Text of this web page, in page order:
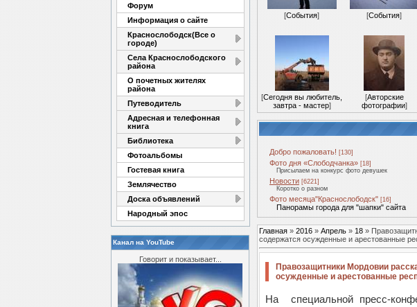
Форум
Информация о сайте
Краснослободск(Все о
городе)
Села Краснослободского
района
О почетных жителях
района
Путеводитель
Адресная и телефонная
книга
Библиотека
Фотоальбомы
Гостевая книга
Землячество
Доска объявлений
Народный эпос
Канал на YouTube
Говорит и показывает...
[События] [События]
[Сегодня вы любитель,
завтра - мастер]
[Авторские
фотографии]
Добро пожаловать! [130]
Фото дня «Слободчанка» [18]
Присылаем на конкурс фото девушек
Новости [6221]
Коротко о разном
Фото месяца"Краснослободск" [16]
Панорамы города для "шапки" сайта
Главная » 2016 » Апрель » 18 »
содержатся осужденные и арестованные
Правозащитники Мордовии
осужденные и арестованные
На специальной пресс-